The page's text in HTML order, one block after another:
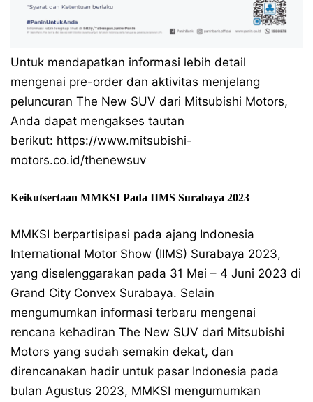
Untuk mendapatkan informasi lebih detail
mengenai pre-order dan aktivitas menjelang
peluncuran The New SUV dari Mitsubishi Motors,
Anda dapat mengakses tautan
berikut: https://www.mitsubishi-
motors.co.id/thenewsuv
Keikutsertaan MMKSI Pada IIMS Surabaya 2023
MMKSI berpartisipasi pada ajang Indonesia
International Motor Show (IIMS) Surabaya 2023,
yang diselenggarakan pada 31 Mei – 4 Juni 2023 di
Grand City Convex Surabaya. Selain
mengumumkan informasi terbaru mengenai
rencana kehadiran The New SUV dari Mitsubishi
Motors yang sudah semakin dekat, dan
direncanakan hadir untuk pasar Indonesia pada
bulan Agustus 2023, MMKSI mengumumkan